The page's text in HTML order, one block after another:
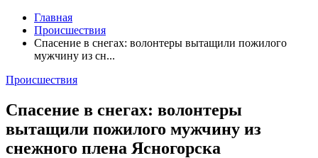
Главная
Происшествия
Спасение в снегах: волонтеры вытащили пожилого
мужчину из сн...
Происшествия
Спасение в снегах: волонтеры
вытащили пожилого мужчину из
снежного плена Ясногорска